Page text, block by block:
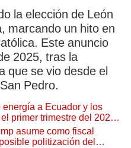
la elección de León
marcando un hito en
Este anuncio
2025, tras la
que se vio desde el
Pedro.
a Ecuador y los
primer trimestre del 2027,
asume como fiscal
politización del